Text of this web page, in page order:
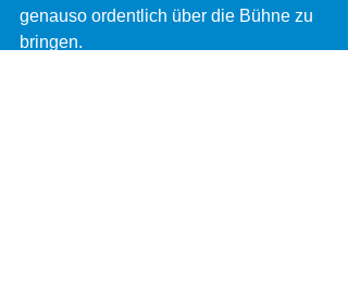
genauso ordentlich über die Bühne zu
bringen.